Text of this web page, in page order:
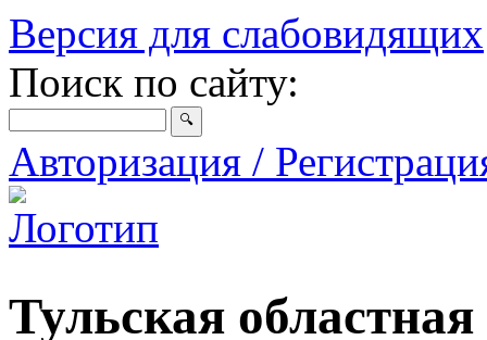
Версия для слабовидящих
Поиск по сайту:
Авторизация /
Тульская